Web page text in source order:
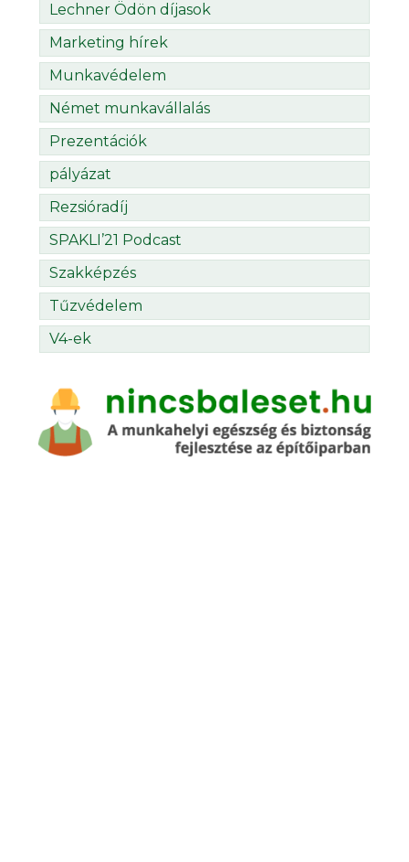
Lechner Ödön díjasok
Marketing hírek
Munkavédelem
Német munkavállalás
Prezentációk
pályázat
Rezsióradíj
SPAKLI’21 Podcast
Szakképzés
Tűzvédelem
V4-ek